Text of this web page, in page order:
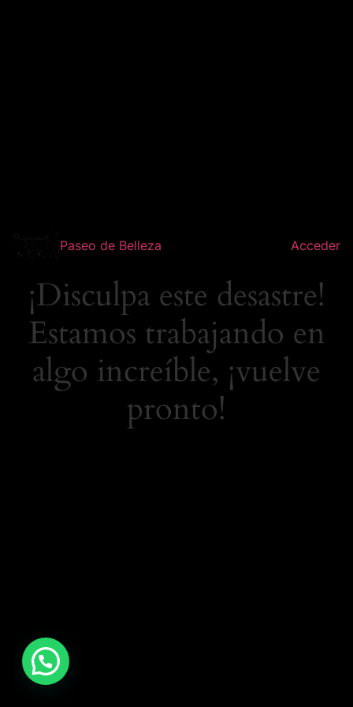
Paseo de Belleza Acceder
¡Disculpa este desastre!
Estamos trabajando en
algo increíble, ¡vuelve
pronto!